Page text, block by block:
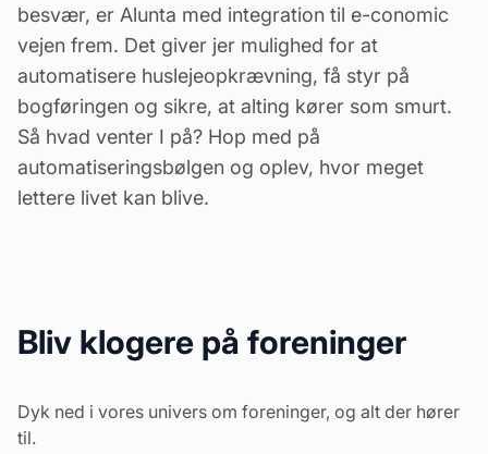
besvær, er Alunta med integration til e-conomic
vejen frem. Det giver jer mulighed for at
automatisere huslejeopkrævning, få styr på
bogføringen og sikre, at alting kører som smurt.
Så hvad venter I på? Hop med på
automatiseringsbølgen og oplev, hvor meget
lettere livet kan blive.
Bliv klogere på foreninger
Dyk ned i vores univers om foreninger, og alt der hører
til.